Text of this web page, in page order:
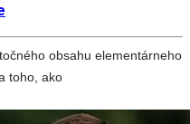
obsahu elementárneho
toho, ako